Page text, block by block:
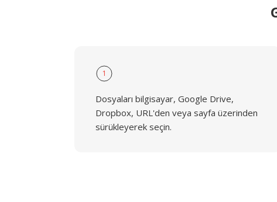
1
Dosyaları bilgisayar, Google Drive,
Dropbox, URL'den veya sayfa üzerinden
sürükleyerek seçin.